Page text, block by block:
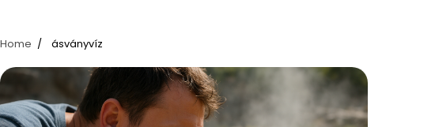
Home ásványvíz